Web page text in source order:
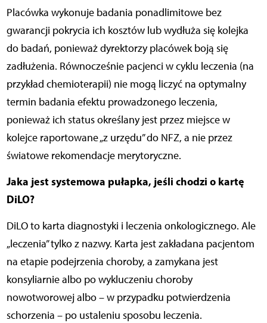
Placówka wykonuje badania ponadlimitowe bez
gwarancji pokrycia ich kosztów lub wydłuża się kolejka
do badań, ponieważ dyrektorzy placówek boją się
zadłużenia. Równocześnie pacjenci w cyklu leczenia (na
przykład chemioterapii) nie mogą liczyć na optymalny
termin badania efektu prowadzonego leczenia,
ponieważ ich status określany jest przez miejsce w
kolejce raportowane „z urzędu” do NFZ, a nie przez
światowe rekomendacje merytoryczne.
Jaka jest systemowa pułapka, jeśli chodzi o kartę
DiLO?
DiLO to karta diagnostyki i leczenia onkologicznego. Ale
„leczenia” tylko z nazwy. Karta jest zakładana pacjentom
na etapie podejrzenia choroby, a zamykana jest
konsyliarnie albo po wykluczeniu choroby
nowotworowej albo – w przypadku potwierdzenia
schorzenia – po ustaleniu sposobu leczenia.